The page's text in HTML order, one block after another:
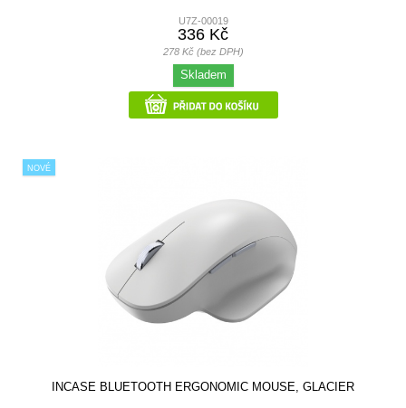
U7Z-00019
336 Kč
278 Kč (bez DPH)
Skladem
NOVÉ
INCASE BLUETOOTH ERGONOMIC MOUSE, GLACIER